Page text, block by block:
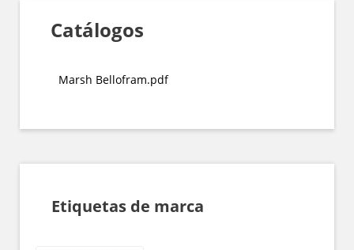
Catálogos
Marsh Bellofram.pdf
Etiquetas de marca